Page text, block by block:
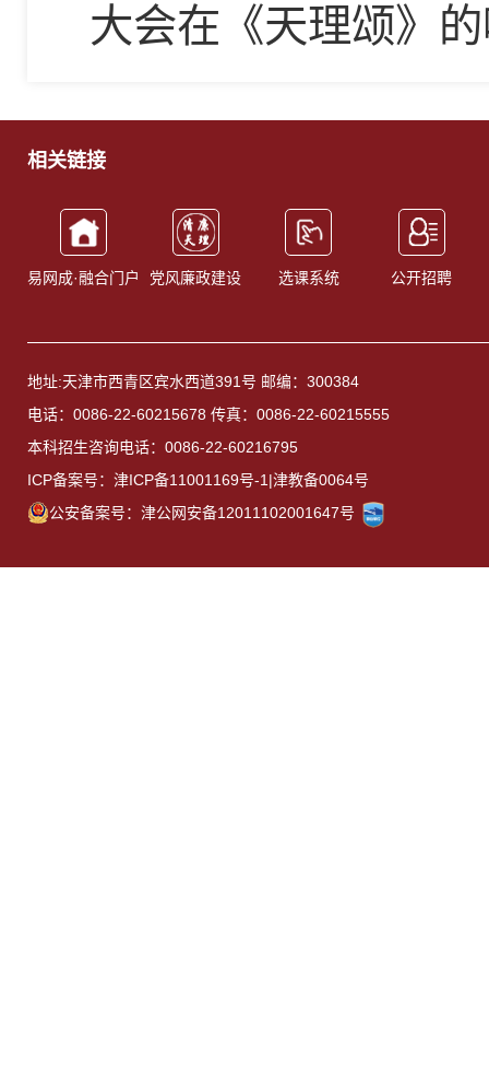
大会在《天理颂》
相关链接
易网成·融合门户 党风廉政建设 选课系统 公开招聘
地址:天津市西青区宾水西道391号 邮编：300384
电话：0086-22-60215678 传真：0086-22-60215555
本科招生咨询电话：0086-22-60216795
ICP备案号：津ICP备11001169号-1|津教备0064号
公安备案号：津公网安备12011102001647号